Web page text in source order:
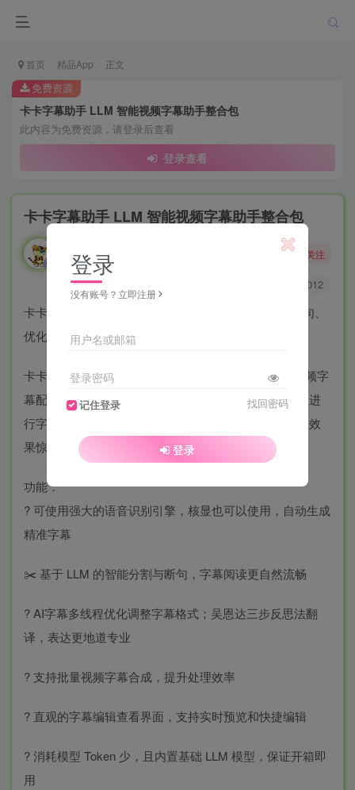
首页 精品App 正文
卡卡字幕助手 LLM 智能视频字幕助手整合包
此内容为免费资源，请登录后查看
登录查看
免费资源
卡卡字幕助手 LLM 智能视频字幕助手整合包
酒醒只在花前坐，酒醉还来花下眠。
关注
4012
卡卡字幕助手 LLM 智能视频字幕助手，支持生成、断句、
优化、翻译、视频合成全流程
卡卡字幕助手（VideoCaptioner）是一款功能强大的视频字
幕配制软件。操作简单且无需高配置，利用大语言模型进
行字幕智能断句、校正、优化、翻译，一键为视频配上效
果惊艳的字幕。
功能：
? 可使用强大的语音识别引擎，核显也可以使用，自动生成
精准字幕
✂️ 基于 LLM 的智能分割与断句，字幕阅读更自然流畅
? AI字幕多线程优化调整字幕格式；吴恩达三步反思法翻
译，表达更地道专业
? 支持批量视频字幕合成，提升处理效率
? 直观的字幕编辑查看界面，支持实时预览和快捷编辑
? 消耗模型 Token 少，且内置基础 LLM 模型，保证开箱即
用
登录
没有账号？立即注册
用户名或邮箱
登录密码
记住登录 找回密码
登录